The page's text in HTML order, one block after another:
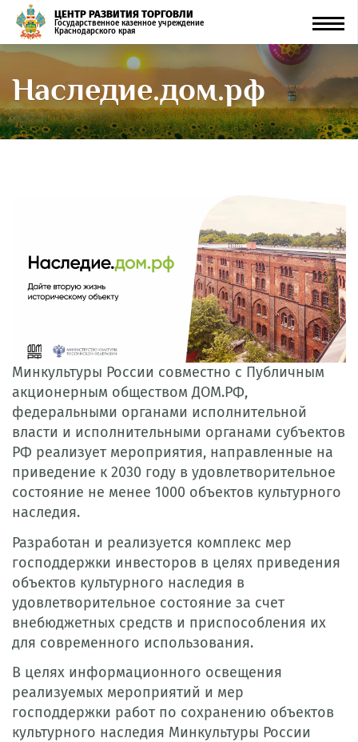
ЦЕНТР РАЗВИТИЯ ТОРГОВЛИ
Государственное казенное учреждение
Краснодарского края
Наследие.дом.рф
Минкультуры России совместно с Публичным
акционерным обществом ДОМ.РФ,
федеральными органами исполнительной
власти и исполнительными органами субъектов
РФ реализует мероприятия, направленные на
приведение к 2030 году в удовлетворительное
состояние не менее 1000 объектов культурного
наследия.
Разработан и реализуется комплекс мер
господдержки инвесторов в целях приведения
объектов культурного наследия в
удовлетворительное состояние за счет
внебюджетных средств и приспособления их
для современного использования.
В целях информационного освещения
реализуемых мероприятий и мер
господдержки работ по сохранению объектов
культурного наследия Минкультуры России